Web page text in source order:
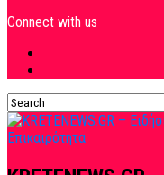
Connect with us